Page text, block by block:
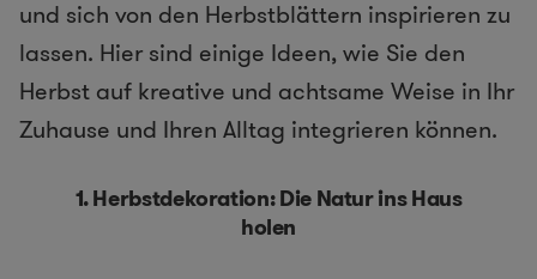
und sich von den Herbstblättern inspirieren zu
lassen. Hier sind einige Ideen, wie Sie den
Herbst auf kreative und achtsame Weise in Ihr
Zuhause und Ihren Alltag integrieren können.
1.Herbstdekoration: Die Natur ins Haus
holen